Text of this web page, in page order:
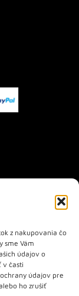
z nakupovania čo
sme Vám
údajov o
v časti
údajov pre
ho zrušiť
Na našej